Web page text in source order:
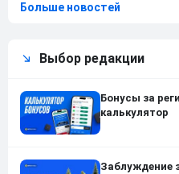
Больше новостей
Выбор редакции
Бонусы за
калькулятор
Заблуждение